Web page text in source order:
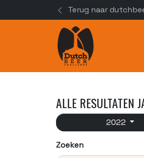
Terug naar
ALLE RESULTATEN
2022
Zoeken